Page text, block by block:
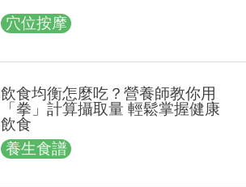
穴位按摩
飲食均衡怎麼吃？營養師教你用
「拳」計算攝取量 輕鬆掌握健康
飲食
養生食譜